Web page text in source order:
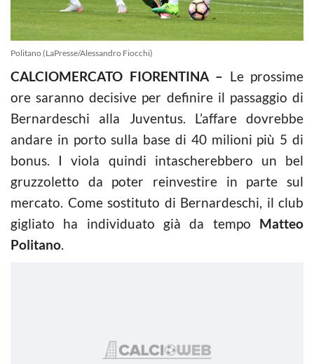
Politano (LaPresse/Alessandro Fiocchi)
CALCIOMERCATO FIORENTINA – Le prossime
ore saranno decisive per definire il passaggio di
Bernardeschi alla Juventus. L’affare dovrebbe
andare in porto sulla base di 40 milioni più 5 di
bonus. I viola quindi intascherebbero un bel
gruzzoletto da poter reinvestire in parte sul
mercato. Come sostituto di Bernardeschi, il club
gigliato ha individuato già da tempo Matteo
Politano.